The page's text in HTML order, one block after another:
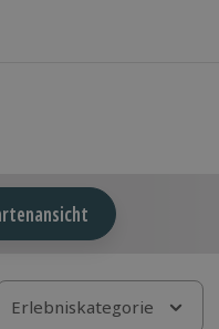
Erlebniskategorie